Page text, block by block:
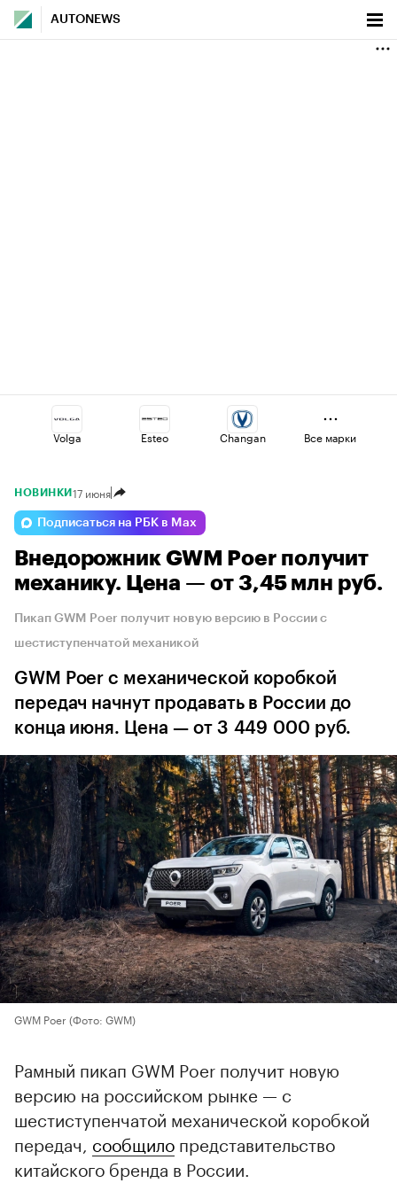
AUTONEWS
Volga Esteo Changan
Jaecoo
Lada Voyah Geely
Все марки
НОВИНКИ 17 июня
Подписаться на РБК в Max
Внедорожник GWM Poer получит
механику. Цена — от 3,45 млн руб.
Пикап GWM Poer получит новую версию в России с
шестиступенчатой механикой
GWM Poer с механической коробкой
передач начнут продавать в России до
конца июня. Цена — от 3 449 000 руб.
GWM Poer (Фото: GWM)
Рамный пикап GWM Poer получит новую
версию на российском рынке — с
шестиступенчатой механической коробкой
передач, сообщило представительство
китайского бренда в России.